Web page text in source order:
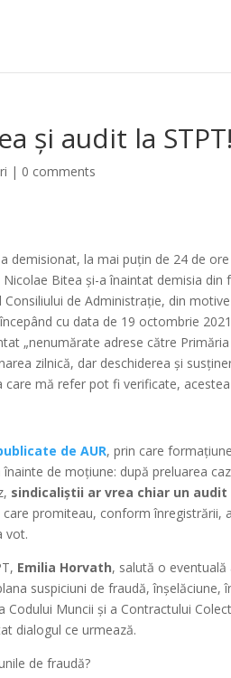
și audit la STPT!
| 0 comments
demisionat, la mai puțin de 24 de
Bitea și-a înaintat demisia
de Administrație, din
cu data de 19 octombrie
„nenumărate adrese către
zilnică, dar deschiderea și
care mă refer pot fi verificate,
de AUR, prin care
de moțiune: după preluarea
sindicaliștii ar vrea chiar un audit
promiteau, conform înregistrării,
vot.
Emilia Horvath, salută o
suspiciuni de fraudă, înșelăciune,
Muncii și a Contractului
dialogul ce urmează.
de fraudă?